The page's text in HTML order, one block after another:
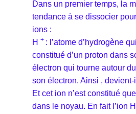
Dans un premier temps, la
tendance à se dissocier
ions :
H + : l’atome d’hydrogène
constitué d’un proton dans
électron qui tourne autour
son électron. Ainsi ,
Et cet ion n’est constitué
dans le noyau. En fait l’ion